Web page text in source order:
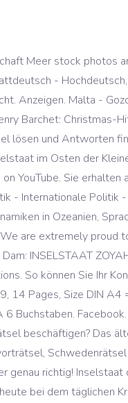
Meer stock photos
-
Anzeigen. Malta -
Barchet: Christmas-
lösen und Antworten
im Osten der
YouTube. Sie erhalten
- Internationale Politik
in Ozeanien,
are extremely proud
INSELSTAAT
So können Sie Ihr
14 Pages, Size DIN
Buchstaben.
beschäftigen? Das
genau richtig!
bei dem täglichen